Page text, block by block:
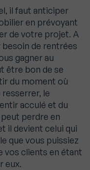
il faut anticiper
en prévoyant
de votre projet. A
besoin de rentrées
gagner au
être bon de se
du moment où
le
acculé et du
perdre en
il devient celui qui
que vous puissiez
vos clients en étant
eux.